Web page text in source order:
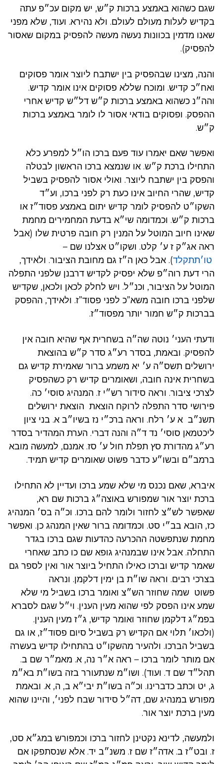
שגם כשהוא באמצע ברכות ק״ש, יש מקום עכ״פ עתה
בקדיש לעלות מעולם לעולם. ולא נהירא. ועוד, שלא מפני
שאנו מדמין בכוונות נעשה מעשה להפסיק במקום שאסור
להפסיק).
והנה, מצינו שבהפסיק בין ישתבח ליוצר אומר פסוקים
ואח״כ קדיש. ומוכח שללא פסוקים אינו אומר קדיש.
והה״נ כשהוא באמצע ברכות ק״ש דל״ש קדיש אחרי
ההפסק. ופסוקים בודאי אסור לו לומר באמצע ברכות
ק״ש.
ואפשר שאם יאמרו עוד פעם ברכו הו״ל למפרע כלא
התחילו ברכת ק״ש. או שנמצא ברכו הראשון לבטלה
והפסק בין ישתבח ליוצר. ואולי אסור להפסיק בשביל
קדיש, שהרי החיוב אינו כעת רק לפני ברכו, וע״ד
השקו״ט להפסיק לומר קדיש יתום באמצע פסוד״ז או
ברכות ק״ש. וכמדומה שי״א בדעת המחמירים מחמת
שאינו חיוב המוטל על המנין רק חובה פרטית שלו (אבל
ראה אג״ק ז ע׳ קלט. ושקו״ט אצלנו שם –
טו׳תתקלד). אבל כאן ה״ז גם מחובת הציבור. ולאידך,
הרי דעת רוה״פ שלא יפסיק לקדיש דרבנן שלפני התפלה
המוטל על הציבור, וכנ״ל. ויש לחלק לכאן ולכאן, שקדיש
שלפני ברכו חובה משא”כ לפני פסוד”ז. ולאידך, ההפסק
בברכות ק״ש חמור יותר מפסוד״ז.
ודעתי העני׳ נוטה שה״ה בשחרית אף שהיא חובה אין
להפסיק. ובאמת, בסדר רע״ג סדר ק״ש בהוצאת
ירושלים תשס״ה ע׳ יא משמע ברור שאמירת קדיש גם
בשחרית אינה חובה, ושאומרים קדיש רק כשהפסיק
לצרכי ציבור. וראה סידור רש״י ז. המנהיג סוסי׳ כה.
פירושי סדר התפלה לרוקח הוצאת הוצאת ירושלים
תשנ״ב א ע׳ רלח. וראה ברכ״י נז בשיו״ב א. בני ציון
ליכטמאן סוסי׳ נד ד״ה והנה דברי. הערת המהדיר בסדר
רע״ג מהדורת סץ תפלת חול ע׳ סז. אמנם, למעשה מובא
ברמב״ם ובשו״ע כדבר פשוט שאומרים קדיש תמיד.
איברא, שאם נכנס מי שלא שמע ברכו ועדיין לא התחילו
ברכת יוצר אור שמפורש באוצה״ג ברכות שם רא,
שאפשר לש״צ לחזור ולומר להם ברכו. וכ״ה בס׳ המנהיג
כז, הובא בב״י סט. וכמדומה ברור שאין המנהג כן. ואפשר
מחמת שנתפשטה ההכרעה כהדעות שגם ברכו בגדר
התחלה. אבל אינו שבמנהיג גופא שם כו כתב שאחרי
שאמר קדיש וברכו כאילו התחיל ביוצר אור ואין לספר גם
בצרכי רבים. וראה שו״ת בן ימין דלקמן. ונראה
פשוט שמה שחוזר הש״צ ואומר ברכו בשביל מי שלא
שמע אינו הפסק לפי שהוא מעין הענין. וי״ל שגם לסברא
בפמ״ג דלקמן שחוזר ואומר קדיש, ג״ז מעין הענין.
(ולכאו׳ תלוי אם הקדיש רק בשביל סיום פסוד״ז, או גם
בשביל הברכו. ולהעיר מהשקו״ט בהתחילו קדיש בעשרה
אם מותר לומר ברכו – ראה א״ר נה, א. מאמ״ר שם ב.
תהל״ד שם ד. ועוד). ושו״מ שנתעורר בזה בשו״ת בא״מ
ג, יט וכתב כדברינו. וכ״ה בשו״ת יבי״א ב, ה, א. ובאמת
מפורש במנהיג שם, דה״ל סידור שבח לפני׳, והיינו שהוא
מעין ברכת יוצר אור.
ולמעשה, לדינא נקטינן לחזור ברכו וכמפורש במג״א סט,
ז. ובט״ז ב. אדה״ז שם ז. משנ״ב יד. אלא שנסתפקו אם